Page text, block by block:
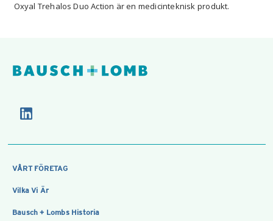
Oxyal Trehalos Duo Action är en medicinteknisk produkt.
VÅRT FÖRETAG
Vilka Vi Är
Bausch + Lombs Historia